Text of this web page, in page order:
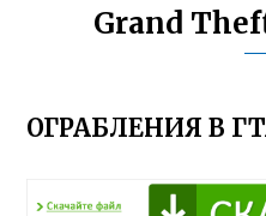
Grand
ОГРАБЛЕНИЯ В